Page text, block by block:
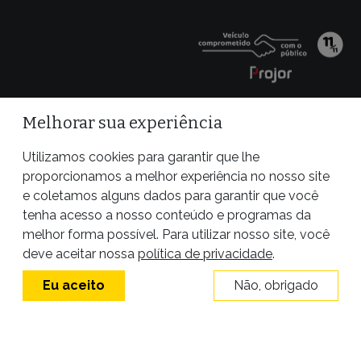
Site desenvolvido por
Melhorar sua experiência
Utilizamos cookies para garantir que lhe
proporcionamos a melhor experiência no nosso site
e coletamos alguns dados para garantir que você
tenha acesso a nosso conteúdo e programas da
melhor forma possível. Para utilizar nosso site, você
deve aceitar nossa política de privacidade.
Eu aceito Não, obrigado